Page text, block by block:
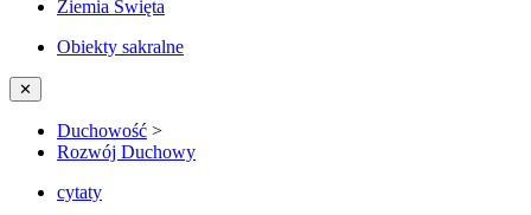
Ziemia Święta
Obiekty sakralne
✕
Duchowość >
Rozwój Duchowy
cytaty